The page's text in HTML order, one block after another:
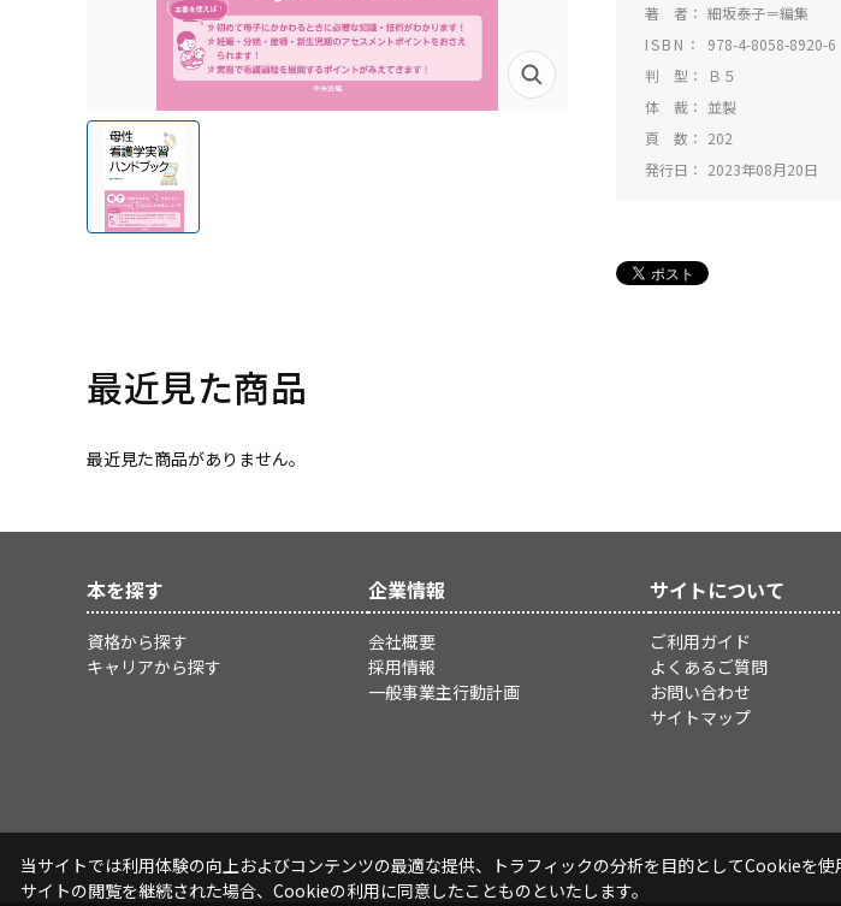
著 者
細坂泰子＝編集
ISBN
978-4-8058-8920-6
判 型
Ｂ５
体 裁
並製
頁 数
202
発行日
2023年08月20日
最近見た商品
最近見た商品がありません。
本を探す
資格から探す
キャリアから探す
企業情報
会社概要
採用情報
一般事業主行動計画
サイトについて
ご利用ガイド
よくあるご質問
お問い合わせ
サイトマップ
当サイトでは利用体験の向上およびコンテンツの最適な提供、トラフィックの分析を目的としてCookieを使
サイトの閲覧を継続された場合、Cookieの利用に同意したことものといたします。